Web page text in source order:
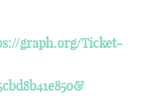
graph.org/Ticket-